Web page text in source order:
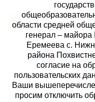
области средней
генерал –
Еремеева с.
района
согласие на
пользовательских
Ваши
просим отключить